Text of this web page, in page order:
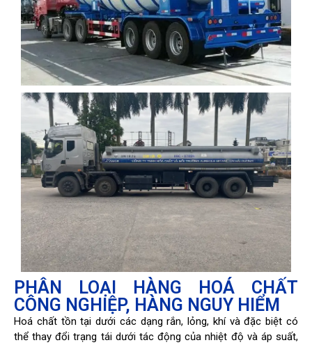
PHÂN LOẠI HÀNG HOÁ CHẤT
CÔNG NGHIỆP, HÀNG NGUY HIỂM
Hoá chất tồn tại dưới các dạng rắn, lỏng, khí và đặc biệt có
thể thay đổi trạng tái dưới tác động của nhiệt độ và áp suất,